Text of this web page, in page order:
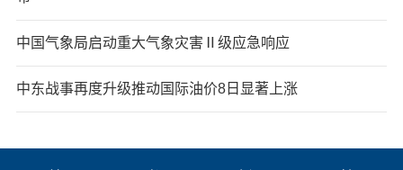
中国气象局启动重大气象灾害Ⅱ级应急响应
中东战事再度升级推动国际油价8日显著上涨